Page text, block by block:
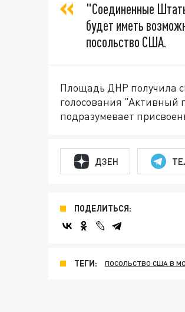
"Соединенные
будет иметь
посольство США.
Площадь ДНР получила
голосования "Активный
подразумевает
ДЗЕН
ПОДЕЛИТЬСЯ:
ТЕГИ: ПОСОЛЬСТВО США В